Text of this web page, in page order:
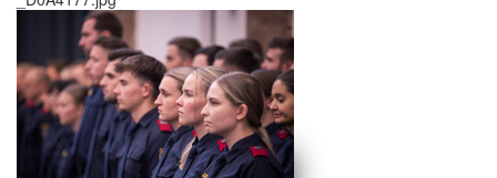
schließen X